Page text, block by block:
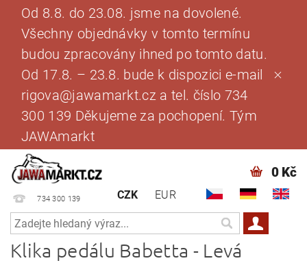
Od 8.8. do 23.08. jsme na dovolené.
Všechny objednávky v tomto termínu
budou zpracovány ihned po tomto datu.
Od 17.8. – 23.8. bude k dispozici e-mail
rigova@jawamarkt.cz a tel. číslo 734
300 139 Děkujeme za pochopení. Tým
JAWAmarkt
734 300 139 CZK EUR
0 Kč
Klika pedálu Babetta - Levá